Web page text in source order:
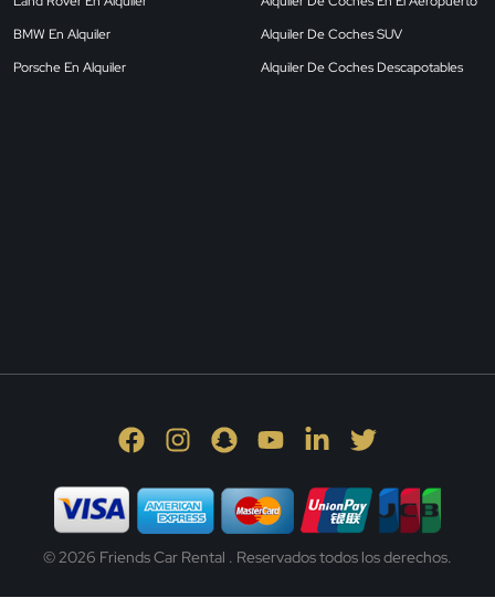
BMW En Alquiler
Porsche En Alquiler
Alquiler De Coches SUV
Alquiler De Coches Descapotables
© 2026 Friends Car Rental . Reservados todos los derechos.